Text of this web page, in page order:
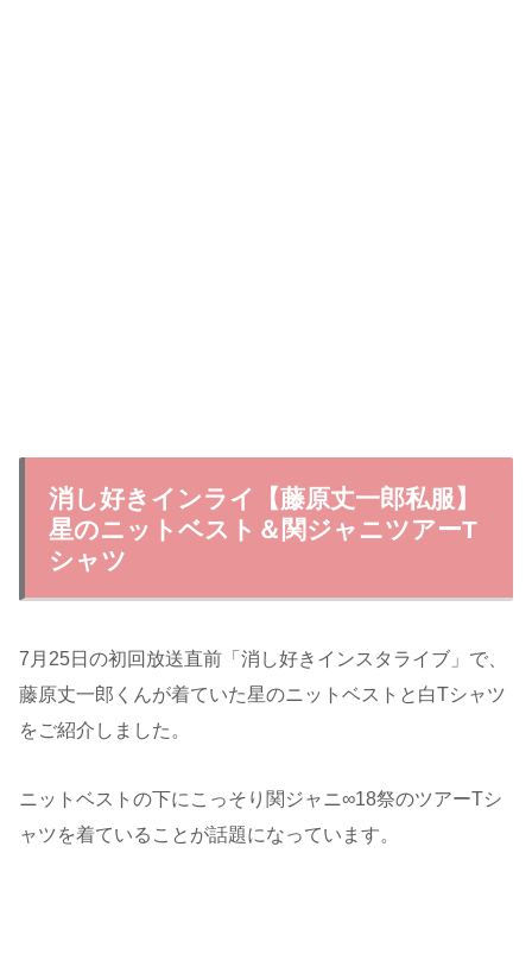
消し好きインライ【藤原丈一郎私服】
星のニットベスト＆関ジャニツアーT
シャツ
7月25日の初回放送直前「消し好きインスタライブ」で、
藤原丈一郎くんが着ていた星のニットベストと白Tシャツ
をご紹介しました。
ニットベストの下にこっそり関ジャニ∞18祭のツアーTシ
ャツを着ていることが話題になっています。